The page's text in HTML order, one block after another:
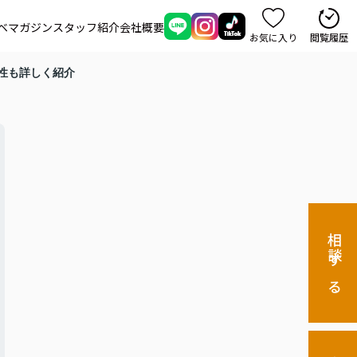
マガジンスタッフ紹介会社概要
お気に入り 閲覧履歴
相談する
も詳しく紹介